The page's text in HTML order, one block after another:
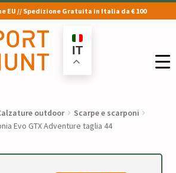
EU // Spedizione Gratuita in Italia da € 100
IT
outdoor
Scarpe e scarponi
Evo GTX Adventure taglia 44